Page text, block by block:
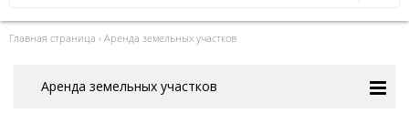
Главная страница › Аренда земельных участков
Аренда земельных участков